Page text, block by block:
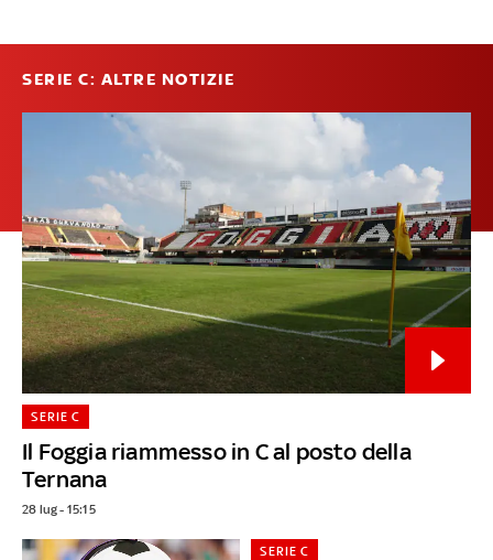
SERIE C: ALTRE NOTIZIE
Il Foggia riammesso in C al posto della
Ternana
SERIE C
28 lug - 15:15
SERIE C